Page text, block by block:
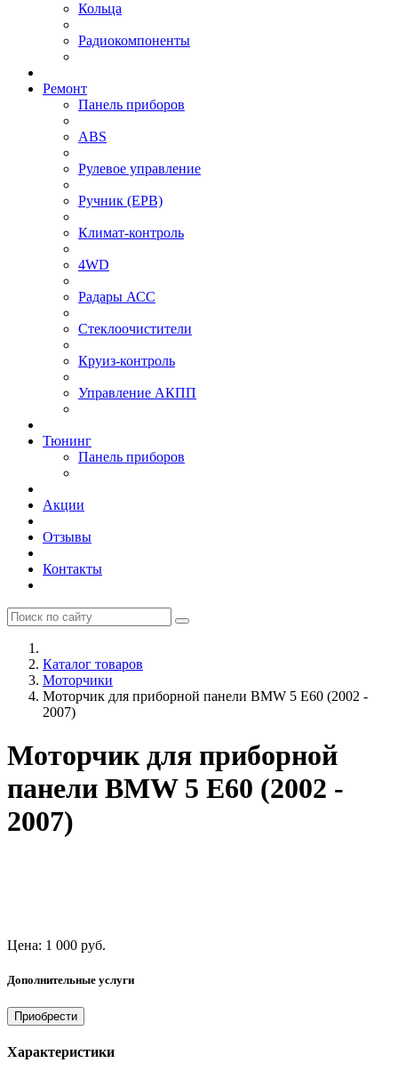
Кольца
Радиокомпоненты
Ремонт
Панель приборов
ABS
Рулевое управление
⁠Ручник (EPB)
Климат-контроль
4WD
Радары АСС
Стеклоочистители
Круиз-контроль
Управление АКПП
Тюнинг
Панель приборов
Акции
Отзывы
Контакты
Каталог товаров
Моторчики
Моторчик для приборной панели BMW 5 E60 (2002 -
2007)
Моторчик для приборной
панели BMW 5 E60 (2002 -
2007)
Цена: 1 000 руб.
Дополнительные услуги
Приобрести
Характеристики